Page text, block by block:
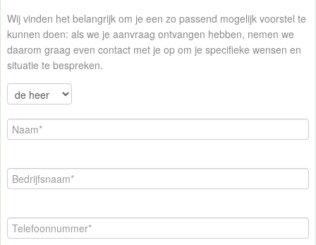
Wij vinden het belangrijk om je een zo passend mogelijk voorstel te
kunnen doen: als we je aanvraag ontvangen hebben, nemen we
daarom graag even contact met je op om je specifieke wensen en
situatie te bespreken.